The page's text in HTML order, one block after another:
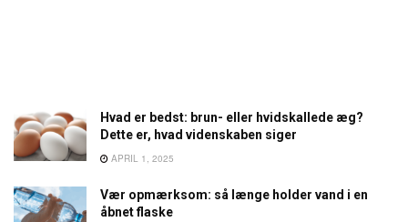
Hvad er bedst: brun- eller hvidskallede æg?
Dette er, hvad videnskaben siger
APRIL 1, 2025
Vær opmærksom: så længe holder vand i en
åbnet flaske